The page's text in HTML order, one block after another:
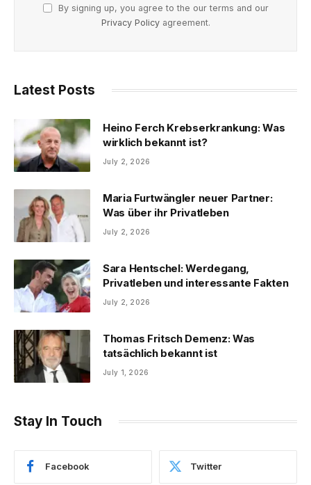
By signing up, you agree to the our terms and our
Privacy Policyagreement.
Latest Posts
Heino Ferch Krebserkrankung: Was
wirklich bekannt ist?
July 2, 2026
Maria Furtwängler neuer Partner:
Was über ihr Privatleben
July 2, 2026
Sara Hentschel: Werdegang,
Privatleben und interessante Fakten
July 2, 2026
Thomas Fritsch Demenz: Was
tatsächlich bekannt ist
July 1, 2026
Stay In Touch
Facebook Twitter